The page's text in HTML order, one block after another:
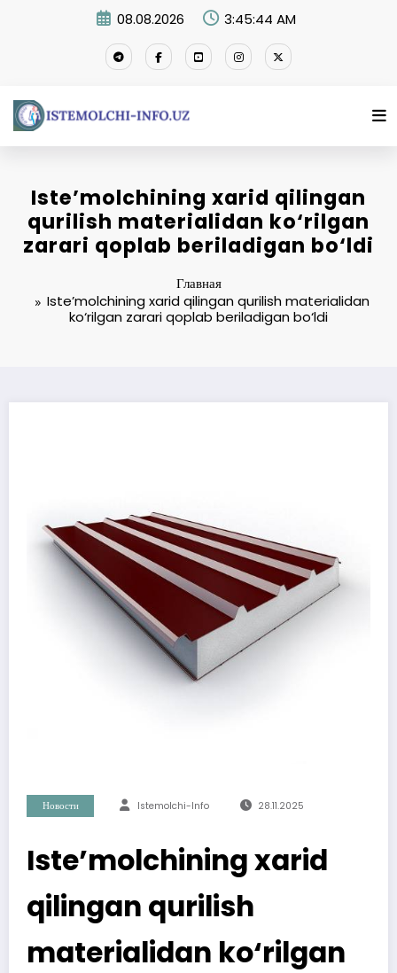
08.08.2026 3:45:45 AM
Iste’molchining xarid qilingan
qurilish materialidan ko‘rilgan
zarari qoplab beriladigan bo‘ldi
Главная
Iste’molchining xarid qilingan qurilish materialidan
ko‘rilgan zarari qoplab beriladigan bo‘ldi
Новости Istemolchi-Info 28.11.2025
Iste’molchining xarid
qilingan qurilish
materialidan ko‘rilgan